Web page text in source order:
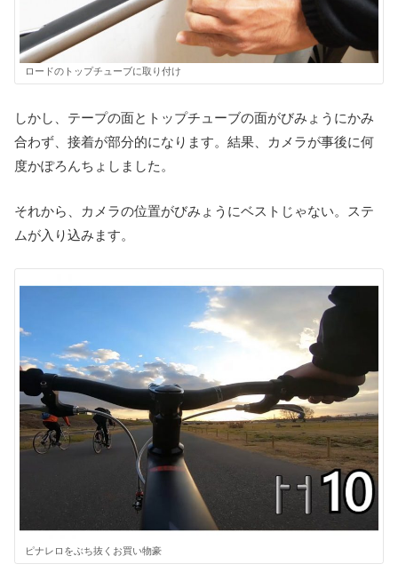
ロードのトップチューブに取り付け
しかし、テープの面とトップチューブの面がびみょうにかみ
合わず、接着が部分的になります。結果、カメラが事後に何
度かぽろんちょしました。
それから、カメラの位置がびみょうにベストじゃない。ステ
ムが入り込みます。
ピナレロをぶち抜くお買い物豪